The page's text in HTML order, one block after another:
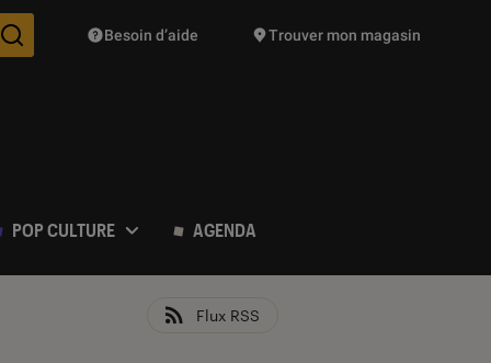
Des suggestions de produits vont vous être proposées
Besoin d’aide Trouver mon magasin
POP CULTURE AGENDA
Flux RSS